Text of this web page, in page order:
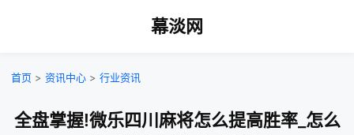
幕淡网
首页 > 资讯中心 > 行业资讯
全盘掌握!微乐四川麻将怎么提高胜率_怎么